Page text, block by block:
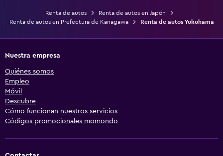
Renta de autos
Renta de autos en Japón
Renta de autos en Prefectura de Kanagawa
Renta de autos Yokohama
Nuestra empresa
Quiénes somos
Empleo
Móvil
Descubre
Cómo funcionan nuestros servicios
Códigos promocionales momondo